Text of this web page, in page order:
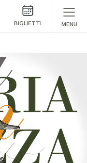
BIGLIETTI MENU